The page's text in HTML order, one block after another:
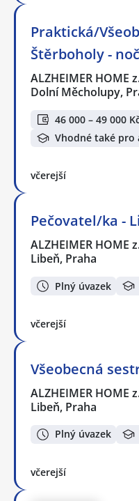
Praktická/
Štěrboholy -
ALZHEIMER HOME
Dolní Měcholupy,
46 000 – 49 000
Vhodné také pro
včerejší
Pečovatel/ka -
ALZHEIMER HOME
Libeň, Praha
Plný úvazek
včerejší
Všeobecná
ALZHEIMER HOME
Libeň, Praha
Plný úvazek
včerejší